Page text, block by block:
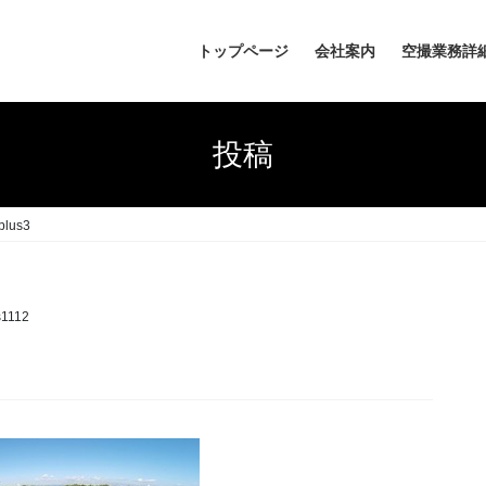
トップページ 会社案内 空撮業務詳
投稿